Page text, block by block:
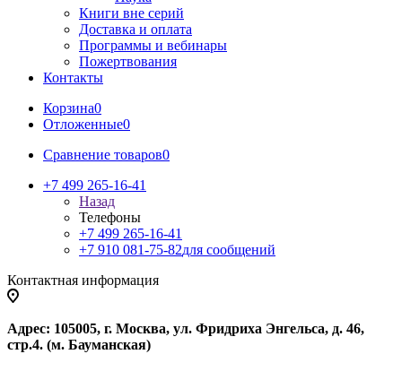
Книги вне серий
Доставка и оплата
Программы и вебинары
Пожертвования
Контакты
Корзина0
Отложенные0
Сравнение товаров0
+7 499 265-16-41
Назад
Телефоны
+7 499 265-16-41
+7 910 081-75-82для сообщений
Контактная информация
Адрес: 105005, г. Москва, ул. Фридриха Энгельса, д. 46,
стр.4. (м. Бауманская)